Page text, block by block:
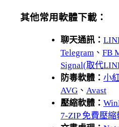
其他常用軟體下載：
聊天通訊：
Telegram 、 FB
Signal(取代
防毒軟體： 小
AVG 、 Avast
壓縮軟體：
7-ZIP 免費壓縮